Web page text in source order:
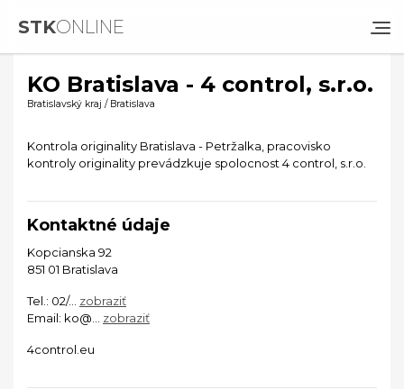
STKONLINE
KO Bratislava - 4 control, s.r.o.
Bratislavský kraj / Bratislava
Kontrola originality Bratislava - Petržalka, pracovisko
kontroly originality prevádzkuje spolocnost 4 control, s.r.o.
Kontaktné údaje
Kopcianska 92
851 01 Bratislava
Tel.: 02/...
zobraziť
Email: ko@... zobraziť
4control.eu